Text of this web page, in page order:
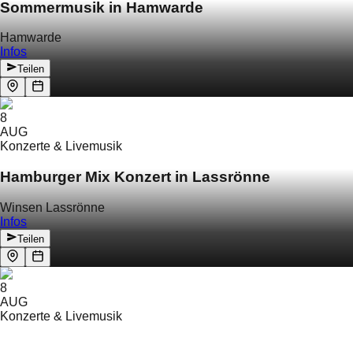
Sommermusik in Hamwarde
Hamwarde
Infos
Teilen
8
AUG
Konzerte & Livemusik
Hamburger Mix Konzert in Lassrönne
Winsen Lassrönne
Infos
Teilen
8
AUG
Konzerte & Livemusik